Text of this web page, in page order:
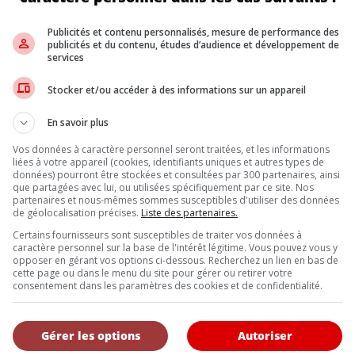
être installée à distance (OTA) ou via une visite chez le
mise à jour logicielle sera déployée dès que disponible.
dans la sécurité automobile. Ford promet une
du correctif.
Inscrivez vous à l'infolettre.
NOUS
l’Annuel de l’automobile demeure l’outil de référence le plus complet
et les consommateurs à la recherche d’un véhicule ou simplement
Publicités et contenu personnalisés, mesure de performance des
publicités et du contenu, études d’audience et développement de
services
Stocker et/ou accéder à des informations sur un appareil
En savoir plus
Vos données à caractère personnel seront traitées, et les informations
liées à votre appareil (cookies, identifiants uniques et autres types de
données) pourront être stockées et consultées par 300 partenaires, ainsi
que partagées avec lui, ou utilisées spécifiquement par ce site. Nos
partenaires et nous-mêmes sommes susceptibles d'utiliser des données
de géolocalisation précises. Liste des partenaires.
Certains fournisseurs sont susceptibles de traiter vos données à
caractère personnel sur la base de l'intérêt légitime. Vous pouvez vous y
opposer en gérant vos options ci-dessous. Recherchez un lien en bas de
cette page ou dans le menu du site pour gérer ou retirer votre
consentement dans les paramètres des cookies et de confidentialité.
Autoriser
Gérer les options